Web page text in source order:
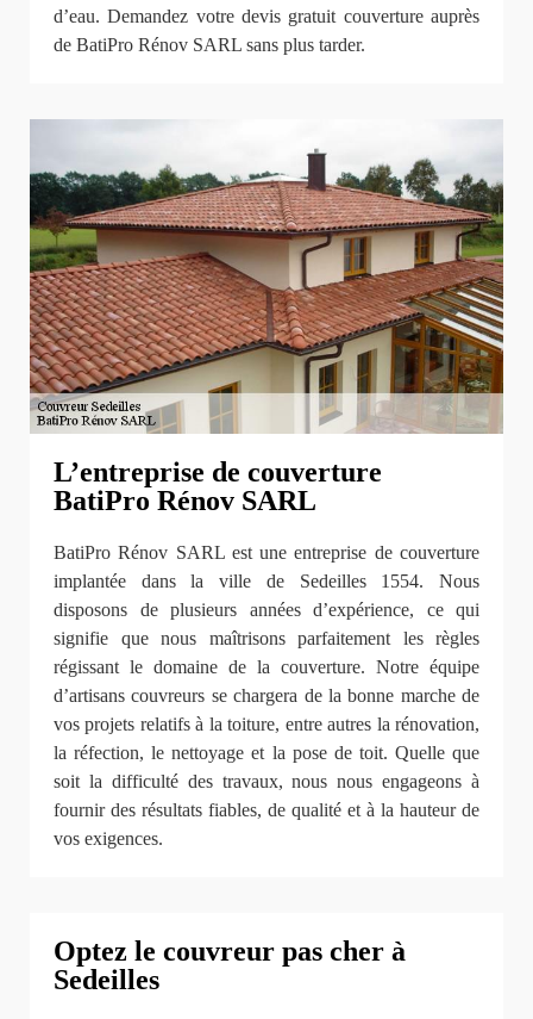
d’eau. Demandez votre devis gratuit couverture auprès
de BatiPro Rénov SARL sans plus tarder.
L’entreprise de couverture
BatiPro Rénov SARL
BatiPro Rénov SARL est une entreprise de couverture
implantée dans la ville de Sedeilles 1554. Nous
disposons de plusieurs années d’expérience, ce qui
signifie que nous maîtrisons parfaitement les règles
régissant le domaine de la couverture. Notre équipe
d’artisans couvreurs se chargera de la bonne marche de
vos projets relatifs à la toiture, entre autres la rénovation,
la réfection, le nettoyage et la pose de toit. Quelle que
soit la difficulté des travaux, nous nous engageons à
fournir des résultats fiables, de qualité et à la hauteur de
vos exigences.
Optez le couvreur pas cher à
Sedeilles